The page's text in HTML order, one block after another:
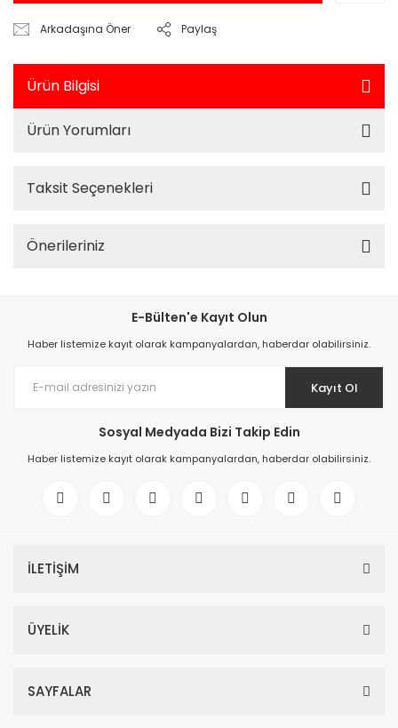
Arkadaşına Öner Paylaş
Ürün Bilgisi
Ürün Yorumları
Taksit Seçenekleri
Önerileriniz
E-Bülten'e Kayıt Olun
Haber listemize kayıt olarak kampanyalardan, haberdar olabilirsiniz.
Kayıt Ol
Sosyal Medyada Bizi Takip Edin
Haber listemize kayıt olarak kampanyalardan, haberdar olabilirsiniz.
İLETİŞİM
ÜYELİK
SAYFALAR